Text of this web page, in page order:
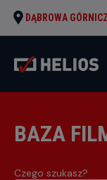
DĄBROWA
BAZA
Czego szukasz?